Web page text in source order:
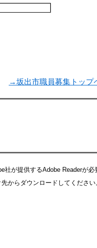
→坂出市職員募集トップ
が提供するAdobe Readerが必
からダウンロードしてください